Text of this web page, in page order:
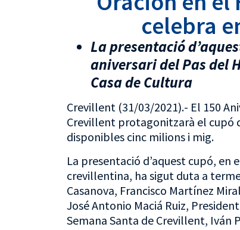
celebra
La presentació
aniversari del Pas del
Casa de Cultura
Crevillent (31/03/2021).- El 150
Crevillent protagonitzarà el cupó
disponibles cinc milions i mig.
La presentació d’aquest cupó, en
crevillentina, ha sigut duta a
Casanova, Francisco Martínez
José Antonio Maciá Ruiz,
Semana Santa de Crevillent, Iván